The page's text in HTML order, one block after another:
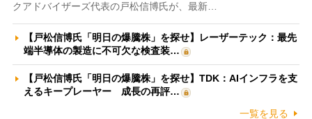
クアドバイザーズ代表の戸松信博氏が、最新…
【戸松信博氏「明日の爆騰株」を探せ】レーザーテック：最先
端半導体の製造に不可欠な検査装…
【戸松信博氏「明日の爆騰株」を探せ】TDK：AIインフラを支
えるキープレーヤー 成長の再評…
一覧を見る